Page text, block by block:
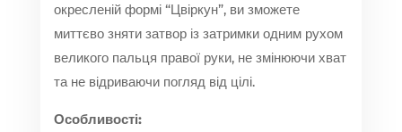
окресленій формі “Цвіркун”, ви зможете
миттєво зняти затвор із затримки одним рухом
великого пальця правої руки, не змінюючи хват
та не відриваючи погляд від цілі.
Особливості: